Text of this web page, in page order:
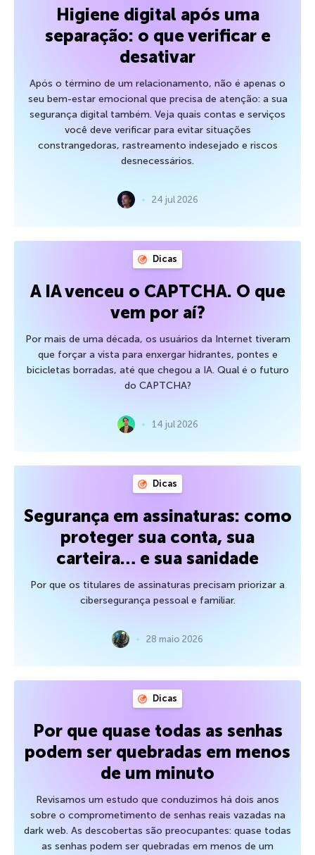
Higiene digital após uma
separação: o que verificar e
desativar
Após o término de um relacionamento, não é apenas o
seu bem-estar emocional que precisa de atenção: a sua
segurança digital também. Veja quais contas e serviços
você deve verificar para evitar situações
constrangedoras, rastreamento indesejado e riscos
desnecessários.
24 jul 2026
Dicas
A IA venceu o CAPTCHA. O que
vem por aí?
Por mais de uma década, os usuários da Internet tiveram
que forçar a vista para enxergar hidrantes, pontes e
bicicletas borradas, até que chegou a IA. Qual é o futuro
do CAPTCHA?
14 jul 2026
Dicas
Segurança em assinaturas: como
proteger sua conta, sua
carteira… e sua sanidade
Por que os titulares de assinaturas precisam priorizar a
cibersegurança pessoal e familiar.
28 maio 2026
Dicas
Por que quase todas as senhas
podem ser quebradas em menos
de um minuto
Revisamos um estudo que conduzimos há dois anos
sobre o comprometimento de senhas reais vazadas na
dark web. As descobertas são preocupantes: quase todas
as senhas podem ser quebradas em menos de um